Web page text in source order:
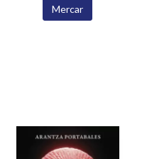
Mercar